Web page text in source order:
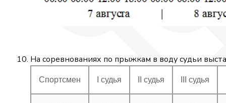
На соревнованиях по прыжкам в воду судьи
Спортсмен І судья ІІ судья ІІІ судья